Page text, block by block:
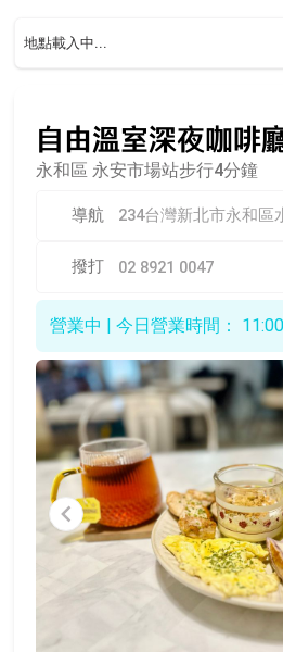
自由溫室深夜咖啡
永和區 永安市場站步行4分鐘
導航 234台灣新北市永和區
撥打 02 8921 0047
營業中 | 今日營業時間：